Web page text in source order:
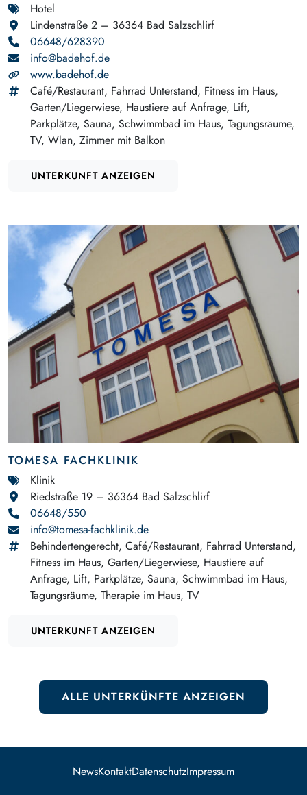
Hotel
Lindenstraße 2 – 36364 Bad Salzschlirf
06648/628390
info@badehof.de
www.badehof.de
Café/Restaurant, Fahrrad Unterstand, Fitness im Haus,
Garten/Liegerwiese, Haustiere auf Anfrage, Lift,
Parkplätze, Sauna, Schwimmbad im Haus, Tagungsräume,
TV, Wlan, Zimmer mit Balkon
UNTERKUNFT ANZEIGEN
TOMESA FACHKLINIK
Klinik
Riedstraße 19 – 36364 Bad Salzschlirf
06648/550
info@tomesa-fachklinik.de
Behindertengerecht, Café/Restaurant, Fahrrad Unterstand,
Fitness im Haus, Garten/Liegerwiese, Haustiere auf
Anfrage, Lift, Parkplätze, Sauna, Schwimmbad im Haus,
Tagungsräume, Therapie im Haus, TV
UNTERKUNFT ANZEIGEN
ALLE UNTERKÜNFTE ANZEIGEN
NewsKontaktDatenschutzImpressum